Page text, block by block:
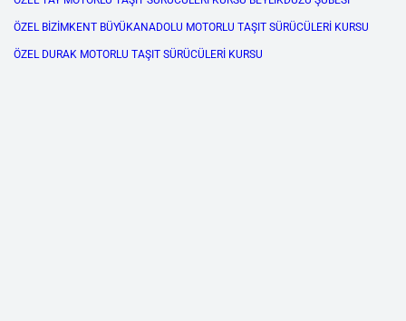
ÖZEL BİZİMKENT BÜYÜKANADOLU MOTORLU TAŞIT SÜRÜCÜLERİ KURSU
ÖZEL DURAK MOTORLU TAŞIT SÜRÜCÜLERİ KURSU